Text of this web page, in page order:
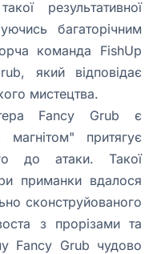
результативної
багаторічним
команда FishUp
який відповідає
мистецтва.
Fancy Grub є
притягує
до атаки. Такої
приманки вдалося
сконструйованого
з прорізами та
Fancy Grub чудово